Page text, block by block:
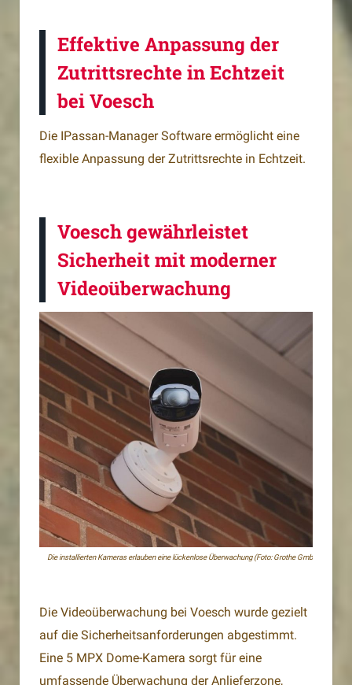
Effektive Anpassung der
Zutrittsrechte in Echtzeit
bei Voesch
Die IPassan-Manager Software ermöglicht eine
flexible Anpassung der Zutrittsrechte in Echtzeit.
Voesch gewährleistet
Sicherheit mit moderner
Videoüberwachung
Die installierten Kameras erlauben eine lückenlose Überwachung (Foto: Grothe GmbH)
Die Videoüberwachung bei Voesch wurde gezielt
auf die Sicherheitsanforderungen abgestimmt.
Eine 5 MPX Dome-Kamera sorgt für eine
umfassende Überwachung der Anlieferzone,